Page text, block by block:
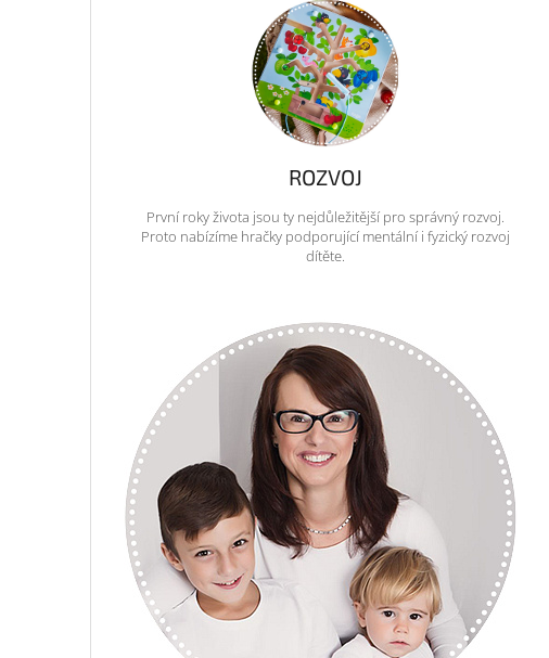
ROZVOJ
První roky života jsou ty nejdůležitější pro správný rozvoj.
Proto nabízíme hračky podporující mentální i fyzický rozvoj
dítěte.